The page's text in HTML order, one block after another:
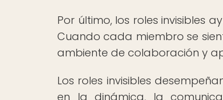
Por último, los roles invisibles
Cuando cada miembro se
ambiente de colaboración y
Los roles invisibles
en la dinámica, la